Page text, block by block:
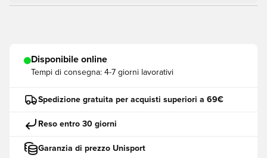
Disponibile online
Tempi di consegna: 4-7 giorni lavorativi
Spedizione gratuita per acquisti superiori a 69€
Reso entro 30 giorni
Garanzia di prezzo Unisport